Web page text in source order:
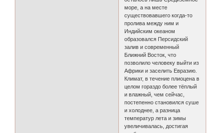
море, а на месте
существовавшего когда-то
пролива между ним и
Индийским океаном
образовался Персидский
залив и современный
Ближний Восток, что
позволило человеку выйти из
Африки и заселить Евразию.
Климат, в течение плиоцена в
целом гораздо более тёплый
и влажный, чем сейчас,
постепенно становился суше
и холоднее, а разница
температур лета и зимы
увеличивалась, достигая